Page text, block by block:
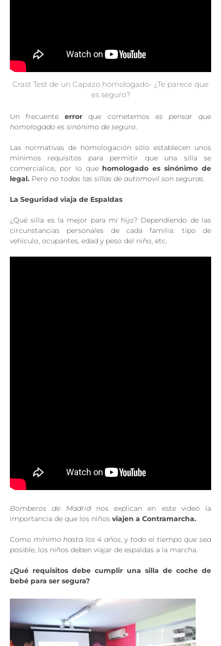
Crast Test de un Capazo homologado- ¿Te parece que
es seguro?
Un frecuente error que cometemos es pensar que
homologado es sinónimo de seguro.
Las normativas de homologación sólo establecen unos
mínimos requisitos para permitir que una silla se
comercialice, por lo quehomologado es sinónimo de
legal. Pero no todas las sillas de automovil son seguras.
La Seguridad viaja de Espaldas
¿Qué silla es la mejor para mi hijo? Dependiendo de las
circunstancias personales de cada familia: tipo de
vehículo, ocupantes, edad y peso del niño, etc.
Bomberos de Madridnos explican en este video la
importancia de que los niños viajen a Contramarcha.
Como mínimo hasta los 4 años, y todo el tiempo que sea
posible, los niños deben viajar de espaldas a la marcha.
¿Qué requisitos debe cumplir una silla de coche de
bebé para ser segura?